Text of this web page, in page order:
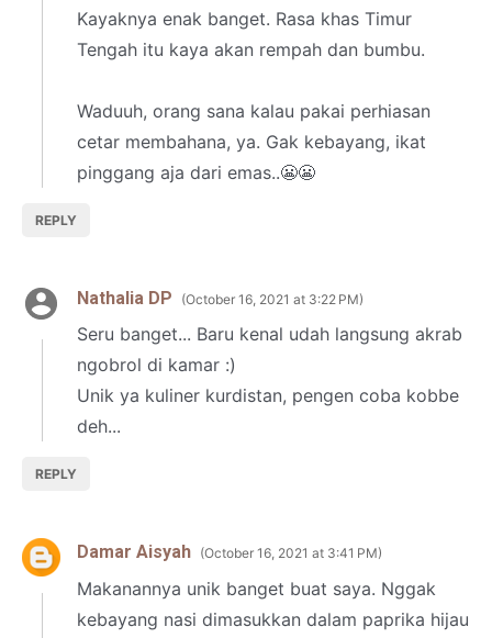
Kayaknya enak banget. Rasa khas Timur
Tengah itu kaya akan rempah dan bumbu.
Waduuh, orang sana kalau pakai perhiasan
cetar membahana, ya. Gak kebayang, ikat
pinggang aja dari emas..😬😬
REPLY
Nathalia DP October 16, 2021 at 3:22 PM
Seru banget... Baru kenal udah langsung akrab
ngobrol di kamar :)
Unik ya kuliner kurdistan, pengen coba kobbe
deh...
REPLY
Damar Aisyah October 16, 2021 at 3:41 PM
Makanannya unik banget buat saya. Nggak
kebayang nasi dimasukkan dalam paprika hijau